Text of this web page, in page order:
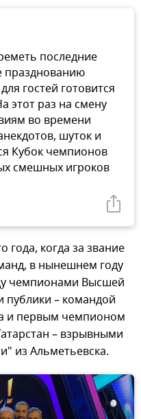
последние
празднованию
гостей готовится
этот раз на смену
во времени
шуток и
Кубок чемпионов
смешных игроков
года, когда за звание
в нынешнем году
чемпионами Высшей
публики – командой
и первым чемпионом
– взрывными
из Альметьевска.